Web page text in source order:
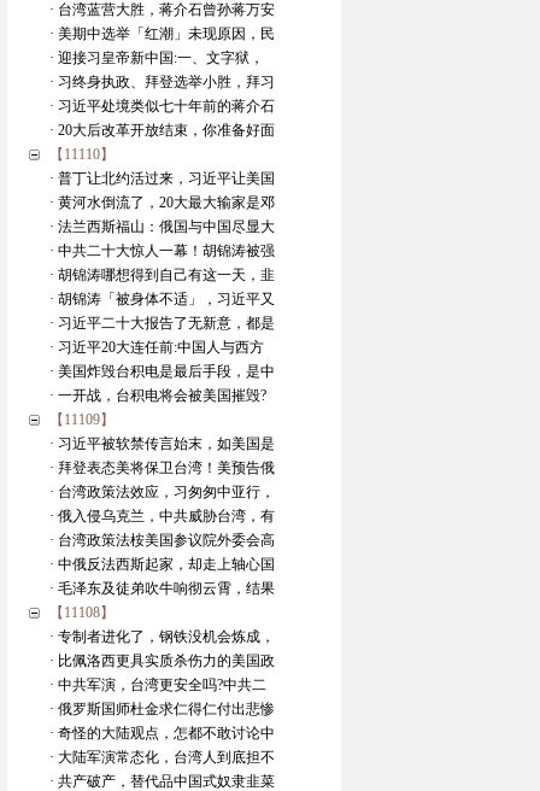
· 台湾蓝营大胜，蒋介石曾孙蒋万安
· 美期中选举「红潮」未现原因，民
· 迎接习皇帝新中国:一、文字狱，
· 习终身执政、拜登选举小胜，拜习
· 习近平处境类似七十年前的蒋介石
· 20大后改革开放结束，你准备好面
【11110】
· 普丁让北约活过来，习近平让美国
· 黄河水倒流了，20大最大输家是邓
· 法兰西斯福山：俄国与中国尽显大
· 中共二十大惊人一幕！胡锦涛被强
· 胡锦涛哪想得到自己有这一天，韭
· 胡锦涛「被身体不适」，习近平又
· 习近平二十大报告了无新意，都是
· 习近平20大连任前:中国人与西方
· 美国炸毁台积电是最后手段，是中
· 一开战，台积电将会被美国摧毁?
【11109】
· 习近平被软禁传言始末，如美国是
· 拜登表态美将保卫台湾！美预告俄
· 台湾政策法效应，习匆匆中亚行，
· 俄入侵乌克兰，中共威胁台湾，有
· 台湾政策法桉美国参议院外委会高
· 中俄反法西斯起家，却走上轴心国
· 毛泽东及徒弟吹牛响彻云霄，结果
【11108】
· 专制者进化了，钢铁没机会炼成，
· 比佩洛西更具实质杀伤力的美国政
· 中共军演，台湾更安全吗?中共二
· 俄罗斯国师杜金求仁得仁付出悲惨
· 奇怪的大陆观点，怎都不敢讨论中
· 大陆军演常态化，台湾人到底担不
· 共产破产，替代品中国式奴隶韭菜